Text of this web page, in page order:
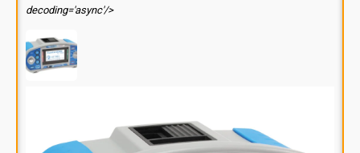
decoding='async'/>